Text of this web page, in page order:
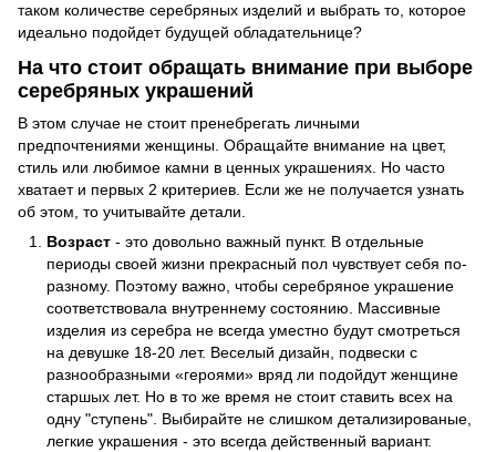
таком количестве серебряных изделий и выбрать то, которое
идеально подойдет будущей обладательнице?
На что стоит обращать внимание при выборе
серебряных украшений
В этом случае не стоит пренебрегать личными
предпочтениями женщины. Обращайте внимание на цвет,
стиль или любимое камни в ценных украшениях. Но часто
хватает и первых 2 критериев. Если же не получается узнать
об этом, то учитывайте детали.
Возраст - это довольно важный пункт. В отдельные
периоды своей жизни прекрасный пол чувствует себя по-
разному. Поэтому важно, чтобы серебряное украшение
соответствовала внутреннему состоянию. Массивные
изделия из серебра не всегда уместно будут смотреться
на девушке 18-20 лет. Веселый дизайн, подвески с
разнообразными «героями» вряд ли подойдут женщине
старшых лет. Но в то же время не стоит ставить всех на
одну "ступень". Выбирайте не слишком детализированые,
легкие украшения - это всегда действенный вариант.